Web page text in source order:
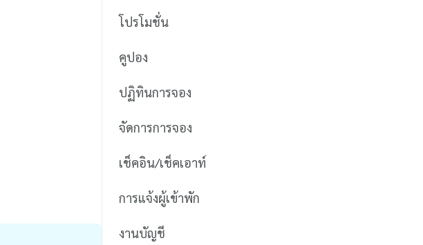
โปรโมชั่น
คูปอง
ปฏิทินการจอง
จัดการการจอง
เช็คอิน/เช็คเอาท์
การแจ้งผู้เข้าพัก
งานบัญชี